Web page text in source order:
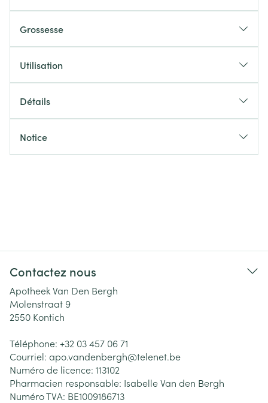
Grossesse
Utilisation
Détails
Notice
Contactez nous
Apotheek Van Den Bergh
Molenstraat 9
2550 Kontich
Téléphone: +32 03 457 06 71
Courriel: apo.vandenbergh@telenet.be
Numéro de licence: 113102
Pharmacien responsable: Isabelle Van den Bergh
Numéro TVA: BE1009186713